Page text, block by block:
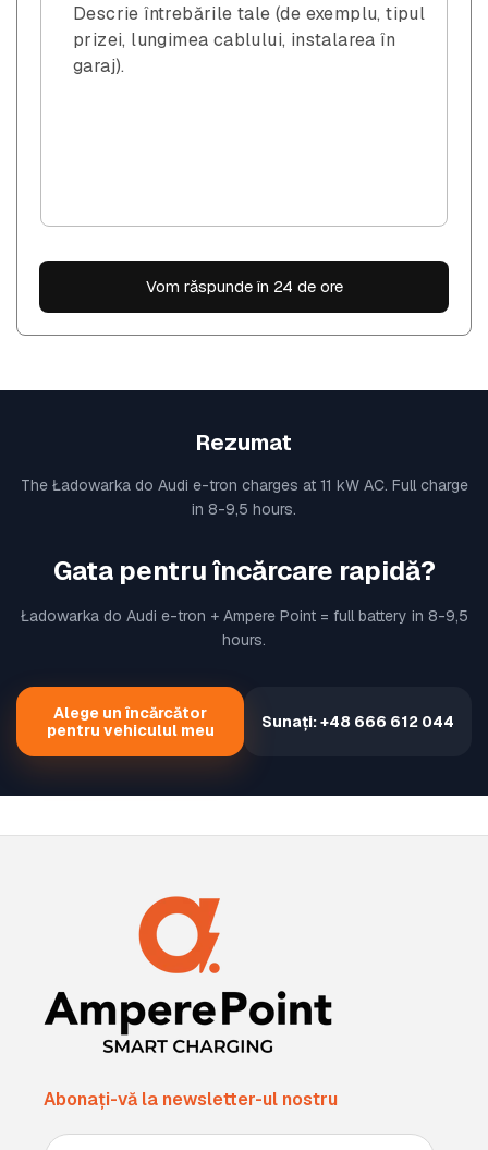
Descrie întrebările tale (de exemplu, tipul
prizei, lungimea cablului, instalarea în
garaj).
Vom răspunde în 24 de ore
Rezumat
The Ładowarka do Audi e-tron charges at 11 kW AC. Full charge
in 8-9,5 hours.
Gata pentru încărcare rapidă?
Ładowarka do Audi e-tron + Ampere Point = full battery in 8-9,5
hours.
Alege un încărcător
pentru vehiculul meu
Sunați: +48 666 612 044
Abonați-vă la newsletter-ul nostru